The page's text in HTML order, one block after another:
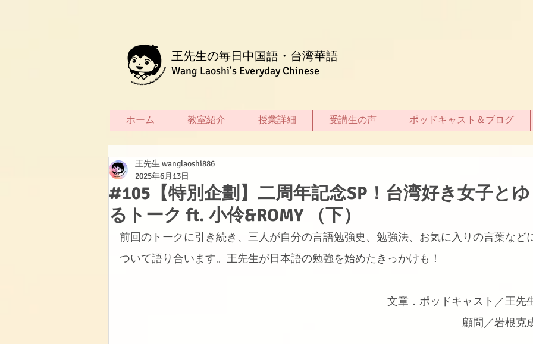
王先生の毎日中国語・台湾華語
Wang Laoshi's Everyday Chinese
ホーム 教室紹介 授業詳細 受講生の声 ポッドキャスト＆ブログ
#105【特別企劃】二周年記念SP！台湾好き女子とゆ
るトーク ft. 小伶&ROMY （下）
王先生 wanglaoshi886
2025年6月13日
前回のトークに引き続き、三人が自分の言語勉強史、勉強法、お気に入りの言葉など
ついて語り合います。王先生が日本語の勉強を始めたきっかけも！
文章．ポッドキャスト／王先
顧問／岩根克